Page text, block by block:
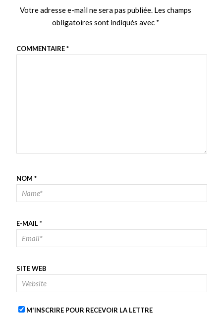
Votre adresse e-mail ne sera pas publiée. Les champs
obligatoires sont indiqués avec *
COMMENTAIRE*
NOM *
E-MAIL*
SITE WEB
M'INSCRIRE POUR RECEVOIR LA LETTRE